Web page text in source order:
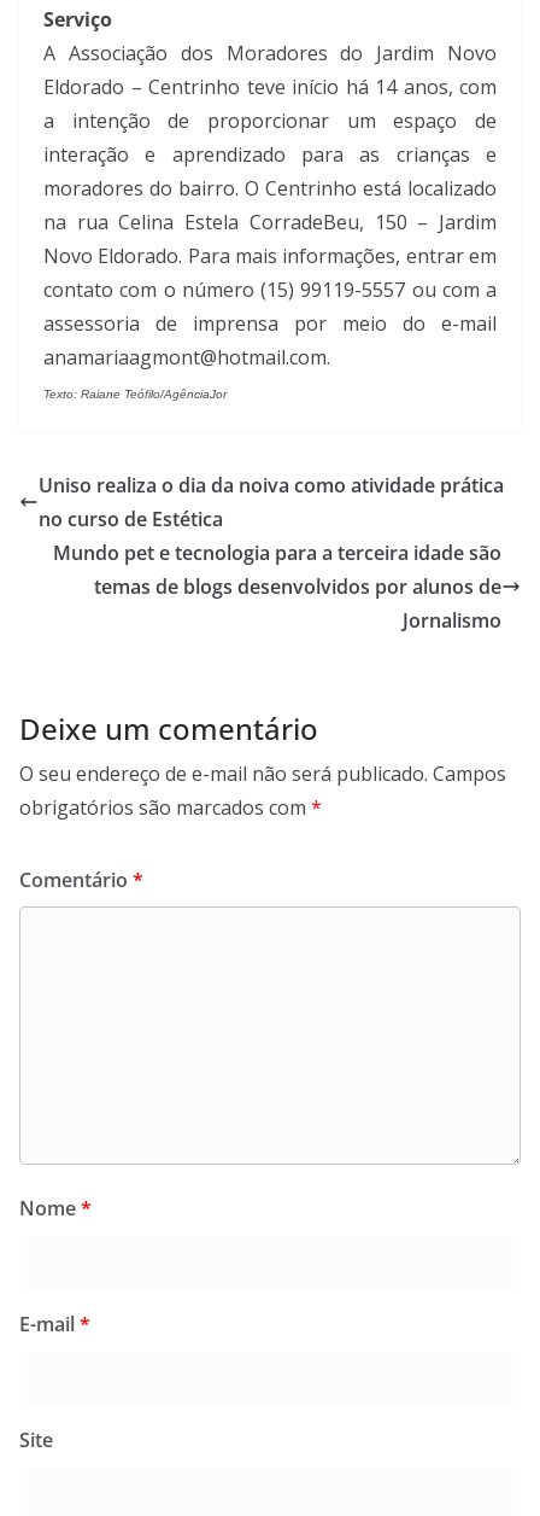
Serviço
A Associação dos Moradores do Jardim Novo
Eldorado – Centrinho teve início há 14 anos, com
a intenção de proporcionar um espaço de
interação e aprendizado para as crianças e
moradores do bairro. O Centrinho está localizado
na rua Celina Estela CorradeBeu, 150 – Jardim
Novo Eldorado. Para mais informações, entrar em
contato com o número (15) 99119-5557 ou com a
assessoria de imprensa por meio do e-mail
anamariaagmont@hotmail.com.
Texto: Raiane Teófilo/AgênciaJor
Uniso realiza o dia da noiva como atividade prática
no curso de Estética
Mundo pet e tecnologia para a terceira idade são
temas de blogs desenvolvidos por alunos de
Jornalismo
Deixe um comentário
O seu endereço de e-mail não será publicado. Campos
obrigatórios são marcados com *
Comentário *
Nome*
E-mail*
Site